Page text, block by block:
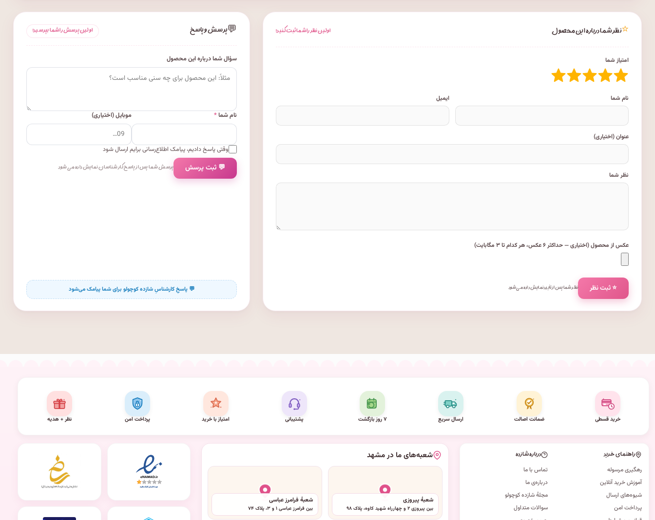
⭐نظر شما درباره این محصول اولین نظر را شما ثبت کنید!
امتیاز شما
نام شما ایمیل
عنوان (اختیاری)
نظر شما
عکس از محصول (اختیاری — حداکثر ۶ عکس، هر کدام تا ۳ مگابایت)
⭐ ثبت نظر نظر شما پس از تأیید نمایش داده می‌شود.
💬پرسش و پاسخ اولین پرسش را شما بپرسید!
سؤال شما درباره این محصول
نام شما* موبایل (اختیاری)
وقتی پاسخ دادیم، پیامک اطلاع‌رسانی برایم ارسال شود
💬 ثبت پرسش پرسش شما پس از پاسخ کارشناسان نمایش داده می‌شود.
خرید قسطی ضمانت اصالت ارسال سریع ۷ روز بازگشت پشتیبانی امتیاز با خرید پرداخت امن نظر + هدیه
راهنمای خرید
رهگیری مرسوله
آموزش خرید آنلاین
شیوه‌های ارسال
پرداخت امن
درباره شازده
تماس با ما
درباره‌ی ما
مجلهٔ شازده کوچولو
سوالات متداول
شعبه‌های ما در مشهد
شعبهٔ پیروزی
بین پیروزی ۲ و چهارراه شهید کاوه، پلاک ۹۸
شعبهٔ فرامرز عباسی
بین فرامرز عباسی ۱ و ۳، پلاک ۷۴